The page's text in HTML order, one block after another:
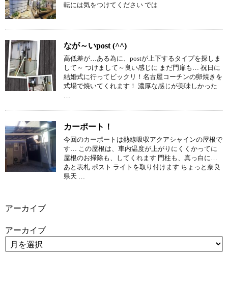
転には気をつけてください では
なが～いpost (^^)
高低差が…ある為に、postが上下するタイプを探しま
して～ つけまして～良い感じに まだ門扉も… 祝日に
結婚式に行ってビックリ！名古屋コーチンの卵焼きを
式場で焼いてくれます！ 濃厚な感じが美味しかった
カーポート！
今回のカーポートは熱線吸収アクアシャインの屋根で
す… この屋根は、車内温度が上がりにくくかってに
屋根のお掃除も、してくれます 門柱も、真っ白に…
あと表札 ポスト ライトを取り付けます ちょっと奈良
県天 …
アーカイブ
アーカイブ